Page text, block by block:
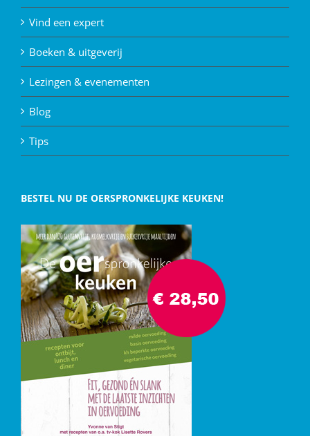
Vind een expert
Boeken & uitgeverij
Lezingen & evenementen
Blog
Tips
BESTEL NU DE OERSPRONKELIJKE KEUKEN!